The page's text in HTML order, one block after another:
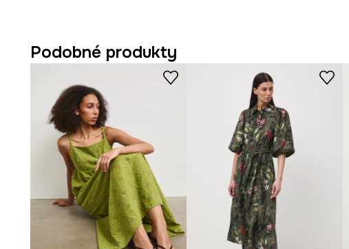
Délka mini zvýrazňuje nohy a dodává outfitu mladistvý šarm.
zvýrazňuje linii krku a dodává celku styl.
Rukávy3/4 se sníženou linií ramen umožňují volné pohyby.
Praktickézapínání na knoflíky usnadňuje oblékání a svlékání
Manžety sezapínáním na knoflíky umožňují jemné nastavení
Funkčnívkládací kapsyzvyšují praktičnost modelu.
Hladký vzorusnadňuje kombinování s různými doplňky a
Podobné produkty